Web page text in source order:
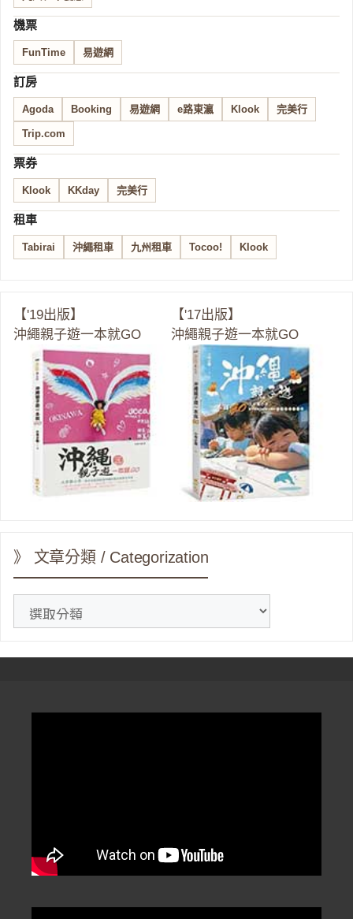
機票
FunTime 易遊網
訂房
Agoda Booking 易遊網 e路東瀛 Klook 完美行
Trip.com
票券
Klook KKday 完美行
租車
Tabirai 沖繩租車 九州租車 Tocoo! Klook
【'19出版】
沖繩親子遊一本就GO
【'17出版】
沖繩親子遊一本就GO
》 文章分類 / Categorization
分